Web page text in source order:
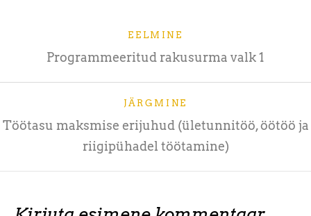
EELMINE
Programmeeritud rakusurma valk 1
JÄRGMINE
Töötasu maksmise erijuhud (ületunnitöö, öötöö ja
riigipühadel töötamine)